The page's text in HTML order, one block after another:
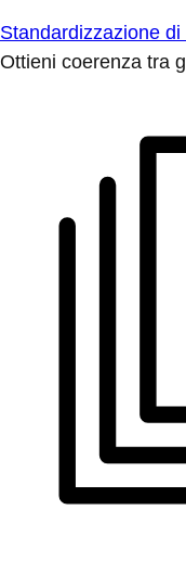
Standardizzazione di
Ottieni coerenza tra